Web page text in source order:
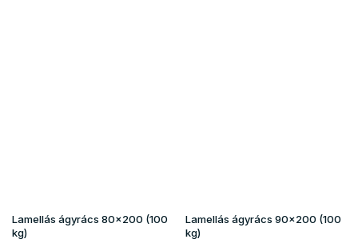
Lamellás ágyrács 80x200 (100
kg)
Lamellás ágyrács 90x200 (100
kg)